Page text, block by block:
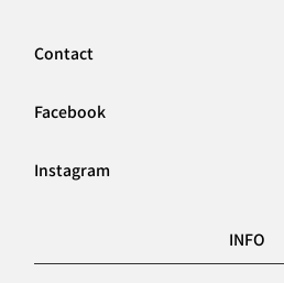
Contact
Facebook
Instagram
INFO